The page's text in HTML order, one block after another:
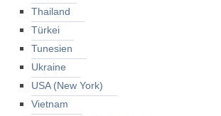
Thailand
Türkei
Tunesien
Ukraine
USA (New York)
Vietnam